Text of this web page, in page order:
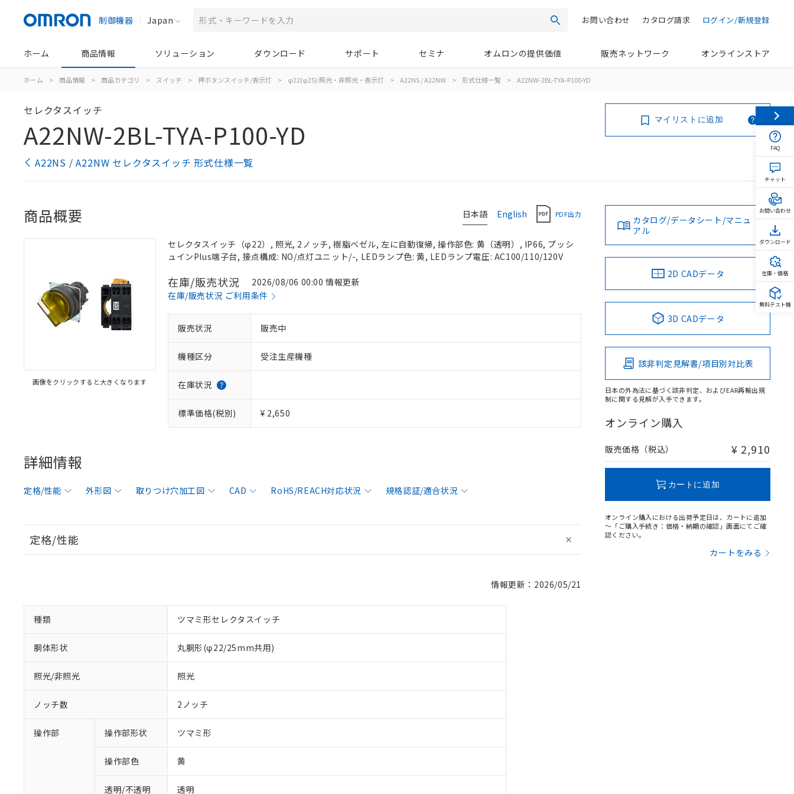
制御機器 Japan 検索 ログイン/新規登録
カタログ請求
お問い合わせ
ホーム 商品情報 ソリューション ダウンロード サポート セミナ オムロンの提供価値 販売ネットワーク オンラインストア
ホーム > 商品情報 > 商品カテゴリ > スイッチ > 押ボタンスイッチ/表示灯 > φ22(φ25):照光・非照光・表示灯 > A22NS / A22NW > 形式仕様一覧 > A22NW-2BL-TYA-P100-YD
セレクタスイッチ
A22NW-2BL-TYA-P100-YD
A22NS / A22NW セレクタスイッチ 形式仕様一覧
マイリストに追加
日本語 English PDF出力
商品概要
画像をクリックすると大きくなります
セレクタスイッチ（φ22）, 照光, 2ノッチ, 樹脂ベゼル, 左に自動復帰, 操作部色: 黄（透明）, IP66, プッシ
ュインPlus端子台, 接点構成: NO/点灯ユニット/-, LEDランプ色: 黄, LEDランプ電圧: AC100/110/120V
在庫/販売状況
2026/08/06 00:00 情報更新
在庫/販売状況 ご利用条件
販売状況 販売中
機種区分 受注生産機種
在庫状況
標準価格(税別) ¥ 2,650
詳細情報
定格/性能 外形図 取りつけ穴加工図 CAD RoHS/REACH対応状況 規格認証/適合状況
定格/性能
情報更新：2026/05/21
種類 ツマミ形セレクタスイッチ
胴体形状 丸胴形(φ22/25mm共用)
照光/非照光 照光
ノッチ数 2ノッチ
操作部 操作部形状 ツマミ形
操作部色 黄
透明/不透明 透明
カタログ/データシート/マニュ
アル
2D CADデータ
3D CADデータ
該非判定見解書/項目別対比表
日本の外為法に基づく該非判定、およびEAR再輸出規
制に関する見解が入手できます。
オンライン購入
販売価格（税込） ¥ 2,910
カートに追加
オンライン購入における出荷予定日は、カートに追加
～「ご購入手続き：価格・納期の確認」画面にてご確
認ください。
カートをみる
FAQ
チャット
お問い合わせ
ダウンロード
在庫・価格
無料テスト機